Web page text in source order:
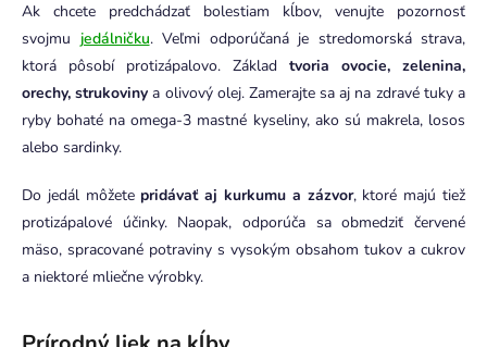
Ak chcete predchádzať bolestiam kĺbov, venujte pozornosť
svojmu jedálničku. Veľmi odporúčaná je stredomorská strava,
ktorá pôsobí protizápalovo. Základ tvoria ovocie, zelenina,
orechy, strukoviny a olivový olej. Zamerajte sa aj na zdravé tuky a
ryby bohaté na omega-3 mastné kyseliny, ako sú makrela, losos
alebo sardinky.
Do jedál môžete pridávať aj kurkumu a zázvor, ktoré majú tiež
protizápalové účinky. Naopak, odporúča sa obmedziť červené
mäso, spracované potraviny s vysokým obsahom tukov a cukrov
a niektoré mliečne výrobky.